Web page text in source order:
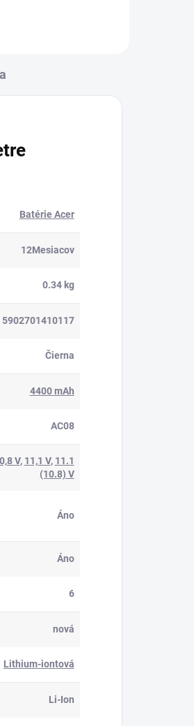
Batérie Acer
12Mesiacov
0.34 kg
5902701410117
Čierna
4400 mAh
AC08
V, 11,1 V, 11.1
(10.8) V
Áno
Áno
6
nová
Lithium-iontová
Li-Ion